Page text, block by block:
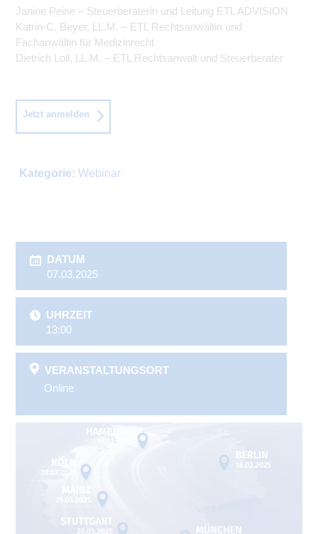
Janine Peine – Steuerberaterin und Leitung ETL ADVISION
Katrin-C. Beyer, LL.M. – ETL Rechtsanwältin und
Fachanwältin für Medizinrecht
Dietrich Loll, LL.M. – ETL Rechtsanwalt und Steuerberater
Jetzt anmelden
Kategorie: Webinar
DATUM
07.03.2025
UHRZEIT
13:00
VERANSTALTUNGSORT
Online